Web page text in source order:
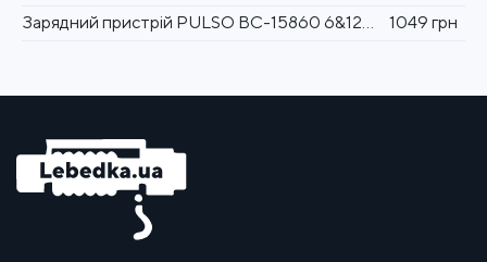
Зарядний пристрій PULSO BC-15860 6&12V/6A/15-80AHR/світлодіодн.індик.
1049 грн